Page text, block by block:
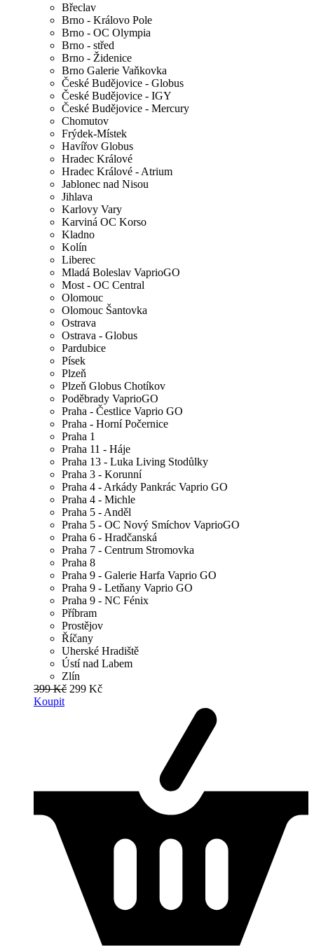
Břeclav
Brno - Královo Pole
Brno - OC Olympia
Brno - střed
Brno - Židenice
Brno Galerie Vaňkovka
České Budějovice - Globus
České Budějovice - IGY
České Budějovice - Mercury
Chomutov
Frýdek-Místek
Havířov Globus
Hradec Králové
Hradec Králové - Atrium
Jablonec nad Nisou
Jihlava
Karlovy Vary
Karviná OC Korso
Kladno
Kolín
Liberec
Mladá Boleslav VaprioGO
Most - OC Central
Olomouc
Olomouc Šantovka
Ostrava
Ostrava - Globus
Pardubice
Písek
Plzeň
Plzeň Globus Chotíkov
Poděbrady VaprioGO
Praha - Čestlice Vaprio GO
Praha - Horní Počernice
Praha 1
Praha 11 - Háje
Praha 13 - Luka Living Stodůlky
Praha 3 - Korunní
Praha 4 - Arkády Pankrác Vaprio GO
Praha 4 - Michle
Praha 5 - Anděl
Praha 5 - OC Nový Smíchov VaprioGO
Praha 6 - Hradčanská
Praha 7 - Centrum Stromovka
Praha 8
Praha 9 - Galerie Harfa Vaprio GO
Praha 9 - Letňany Vaprio GO
Praha 9 - NC Fénix
Příbram
Prostějov
Říčany
Uherské Hradiště
Ústí nad Labem
Zlín
399 Kč 299 Kč
Koupit